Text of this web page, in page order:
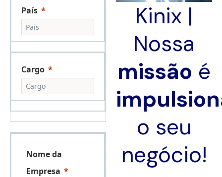
País
Cargo
Nome da
Empresa
Kinix |
Nossa
missão é
o seu
negócio!